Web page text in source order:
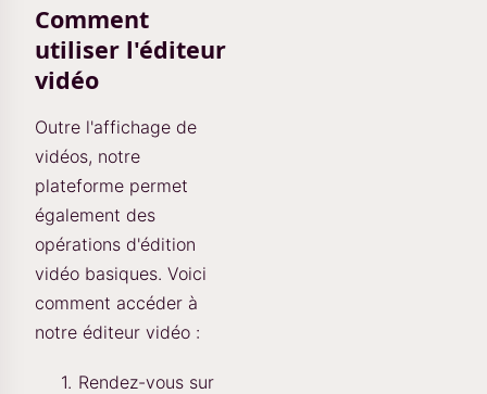
Comment
utiliser l'éditeur
vidéo
Outre l'affichage de
vidéos, notre
plateforme permet
également des
opérations d'édition
vidéo basiques. Voici
comment accéder à
notre éditeur vidéo :
Rendez-vous sur